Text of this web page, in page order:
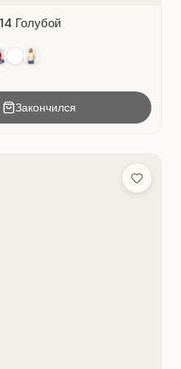
Голубой
Закончился
Add to